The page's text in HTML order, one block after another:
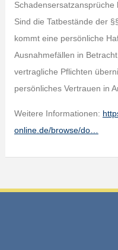
Schadensersatzansprüche
Sind die Tatbestände der
kommt eine persönliche
Ausnahmefällen in
vertragliche Pflichten
persönliches Vertrauen in
Weitere Informationen:
online.de/browse/do…